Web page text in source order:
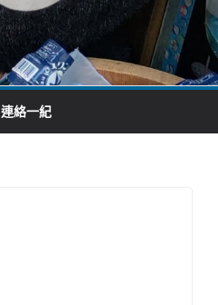
連絡一紀